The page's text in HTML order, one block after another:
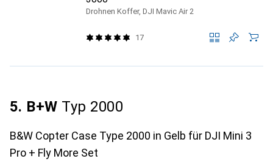
Drohnen Koffer, DJI Mavic Air 2
17
5. B+W Typ 2000
B&W Copter Case Type 2000 in Gelb für DJI Mini 3
Pro + Fly More Set